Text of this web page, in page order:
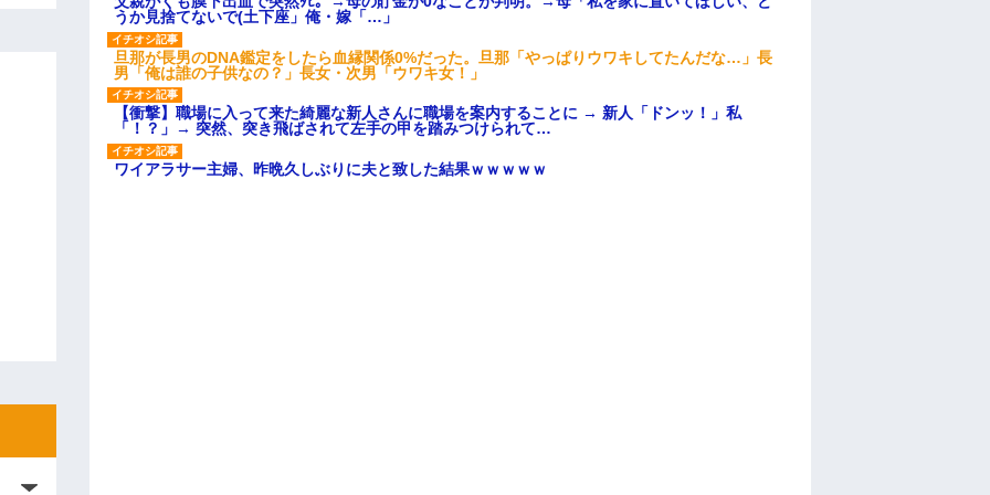
うか見捨てないで(土下座」俺・嫁「…」
旦那が長男のDNA鑑定をしたら血縁関係0%だった。旦那「やっぱりウワキしてたんだな…」長
男「俺は誰の子供なの？」長女・次男「ウワキ女！」
【衝撃】職場に入って来た綺麗な新人さんに職場を案内することに → 新人「ドンッ！」私
「！？」→ 突然、突き飛ばされて左手の甲を踏みつけられて…
ワイアラサー主婦、昨晩久しぶりに夫と致した結果ｗｗｗｗｗ